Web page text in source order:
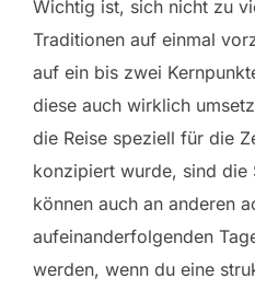
Wichtig ist, sich nicht zu
Traditionen auf einmal
auf ein bis zwei
diese auch wirklich
die Reise speziell für die
konzipiert wurde, sind die
können auch an anderen
aufeinanderfolgenden
werden, wenn du eine